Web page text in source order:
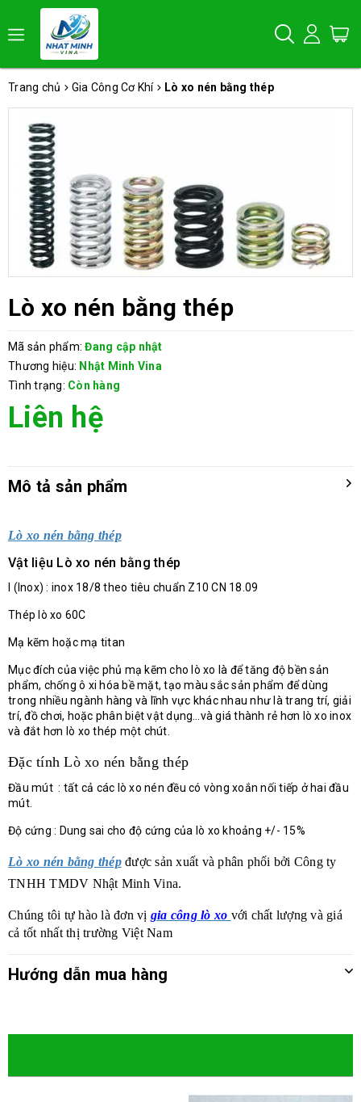
Trang chủ Gia Công Cơ Khí Lò xo nén bằng thép
Lò xo nén bằng thép
Mã sản phẩm: Đang cập nhật
Thương hiệu: Nhật Minh Vina
Tình trạng: Còn hàng
Liên hệ
Mô tả sản phẩm
Lò xo nén bằng thép
Vật liệu Lò xo nén bằng thép
I (Inox) : inox 18/8 theo tiêu chuẩn Z10 CN 18.09
Thép lò xo 60C
Mạ kẽm hoặc mạ titan
Mục đích của việc phủ mạ kẽm cho lò xo là để tăng độ bền sản
phẩm, chống ô xi hóa bề mặt, tạo màu sắc sản phẩm để dùng
trong nhiều ngành hàng và lĩnh vực khác nhau như là trang trí, giải
trí, đồ chơi, hoặc phân biệt vật dụng…và giá thành rẻ hơn lò xo inox
và đắt hơn lò xo thép một chút.
Đặc tính Lò xo nén bằng thép
Đầu mút : tất cả các lò xo nén đều có vòng xoắn nối tiếp ở hai đầu
mút.
Độ cứng : Dung sai cho độ cứng của lò xo khoảng +/- 15%
Lò xo nén bằng thép được sản xuất và phân phối bởi Công ty
TNHH TMDV Nhật Minh Vina.
Chúng tôi tự hào là đơn vị gia công lò xo với chất lượng và giá
cả tốt nhất thị trường Việt Nam
Hướng dẫn mua hàng